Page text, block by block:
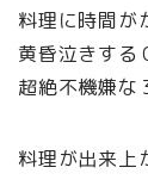
料理に時間が
黄昏泣きする
超絶不機嫌な
料理が出来上